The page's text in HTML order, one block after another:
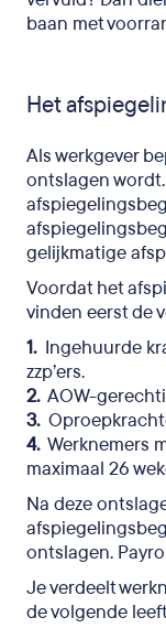
baan met
Het
Als werkgever
ontslagen
gelijkmatige
Voordat het
vinden eerst de
1. Ingehuurde
zzp’ers.
2.AOW-
3.
4. Werknemers
maximaal 26
Na deze
ontslagen.
Je verdeelt
de volgende